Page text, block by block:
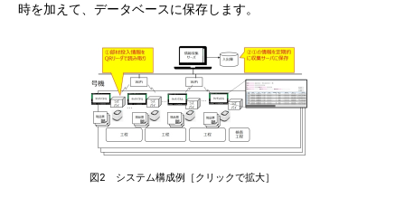
時を加えて、データベースに保存します。
図2 システム構成例［クリックで拡大］